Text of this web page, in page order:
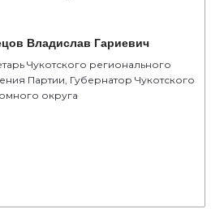
Владислав Гариевич
Чукотского регионального
Партии, Губернатор Чукотского
округа